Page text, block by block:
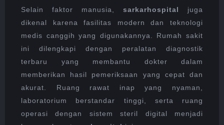
Selain faktor manusia, sarkarhospital
juga
dikenal karena fasilitas modern dan teknologi
medis canggih yang digunakannya. Rumah sakit
ini dilengkapi dengan peralatan diagnostik
terbaru yang membantu dokter dalam
memberikan hasil pemeriksaan yang cepat dan
akurat. Ruang rawat inap yang nyaman,
laboratorium berstandar tinggi, serta ruang
operasi dengan sistem steril digital menjadi